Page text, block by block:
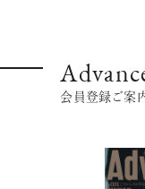
会員登録ご案